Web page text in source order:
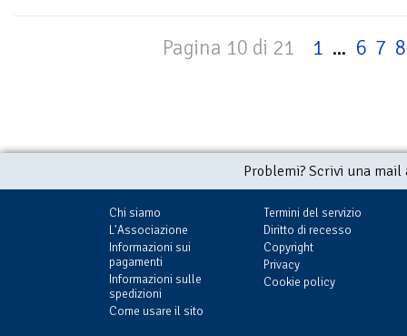
Pagina 10 di 21 1 ... 6 7 8
Problemi? Scrivi una
Chi siamo
L'Associazione
Informazioni sui
pagamenti
Informazioni sulle
spedizioni
Come usare il sito
Termini del servizio
Diritto di recesso
Copyright
Privacy
Cookie policy